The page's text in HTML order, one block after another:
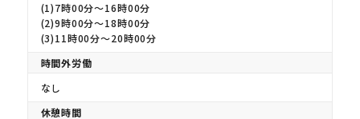
(1)7時00分〜16時00分
(2)9時00分〜18時00分
(3)11時00分〜20時00分
時間外労働
なし
休憩時間